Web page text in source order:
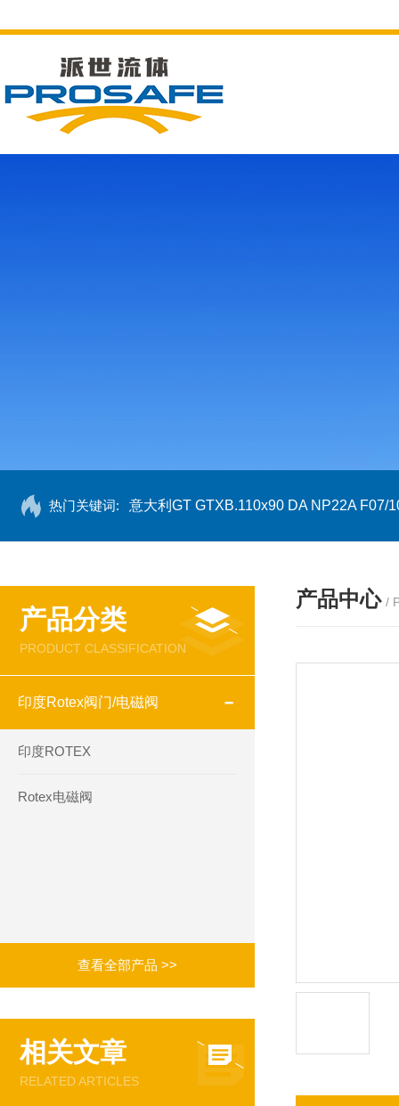
热门关键词: 意大利GT GTXB.110x90 DA NP22A F07/
产品分类
PRODUCT CLASSIFICATION
印度Rotex阀门/电磁阀
印度ROTEX
Rotex电磁阀
查看全部产品 >>
相关文章
RELATED ARTICLES
产品中心 /